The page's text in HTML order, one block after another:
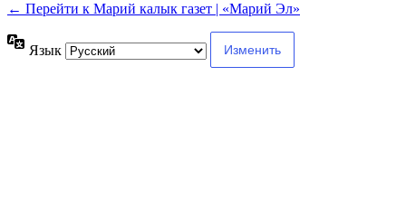
← Перейти к Марий калык газет | «Марий Эл»
Язык